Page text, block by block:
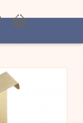
FavoriterKundvagn